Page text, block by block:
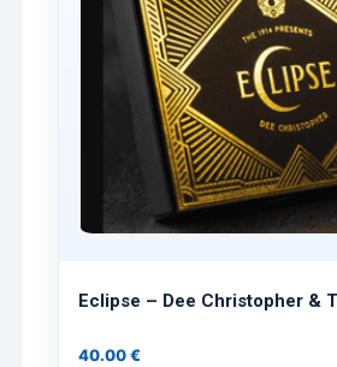
Eclipse – Dee Christopher &
40.00€